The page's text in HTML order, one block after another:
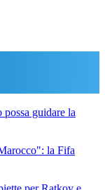
guidare la
la Fifa